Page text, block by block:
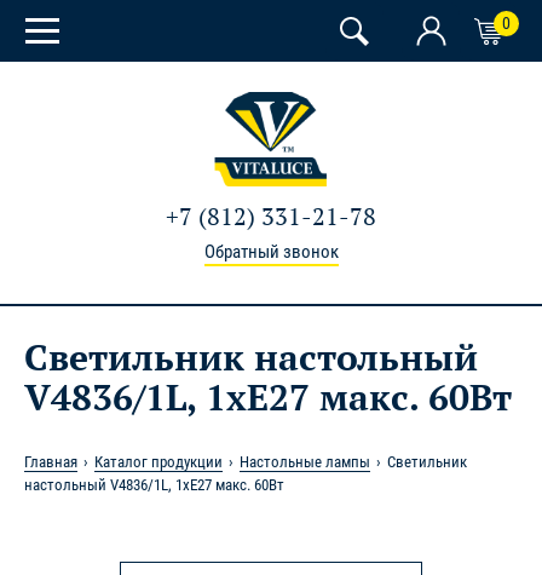
0
+7 (812) 331-21-78
Обратный звонок
Светильник настольный
V4836/1L, 1хE27 макс. 60Вт
Главная Каталог продукции Настольные лампы
Светильник
настольный V4836/1L, 1хE27 макс. 60Вт